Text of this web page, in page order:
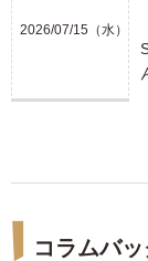
2026/07/15（水）
コラムバ